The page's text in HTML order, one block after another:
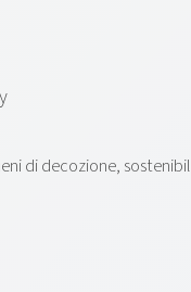
di decozione,